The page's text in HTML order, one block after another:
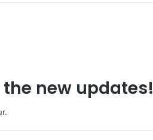
new updates!